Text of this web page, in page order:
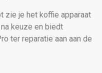
zie je het koffie apparaat
keuze en biedt
ter reparatie aan aan de